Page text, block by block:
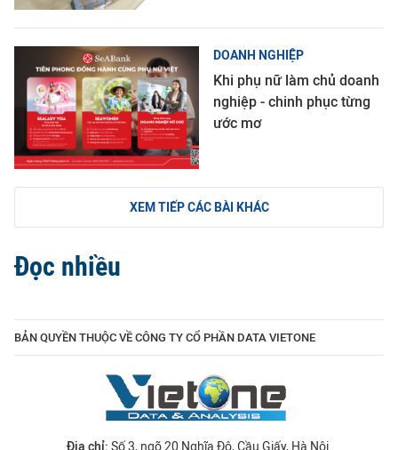
DOANH NGHIỆP
Khi phụ nữ làm chủ doanh
nghiệp - chinh phục từng
ước mơ
XEM TIẾP CÁC BÀI KHÁC
Đọc nhiều
BẢN QUYỀN THUỘC VỀ CÔNG TY CỔ PHẦN DATA VIETONE